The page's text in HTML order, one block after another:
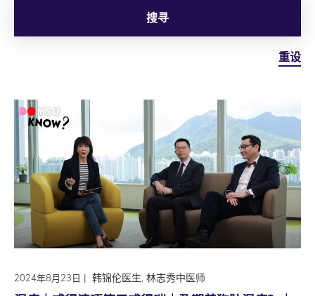
搜寻
重设
2024年8月23日 | 韩锦伦医生, 林志秀中医师